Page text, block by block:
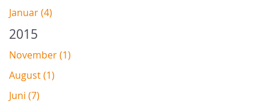
Januar (4)
2015
November (1)
August (1)
Juni (7)